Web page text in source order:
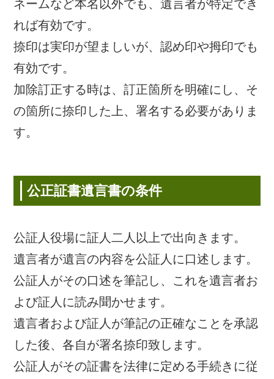
ネームなど本名以外でも、遺言者が特定でき
れば有効です。
捺印は実印が望ましいが、認め印や拇印でも
有効です。
加除訂正する時は、訂正箇所を明確にし、そ
の箇所に捺印した上、署名する必要がありま
す。
公正証書遺言書の条件
公証人役場に証人二人以上で出向きます。
遺言者が遺言の内容を公証人に口述します。
公証人がその口述を筆記し、これを遺言者お
よび証人に読み聞かせます。
遺言者および証人が筆記の正確なことを承認
した後、各自が署名捺印致します。
公証人がその証書を法律に定める手続きに従